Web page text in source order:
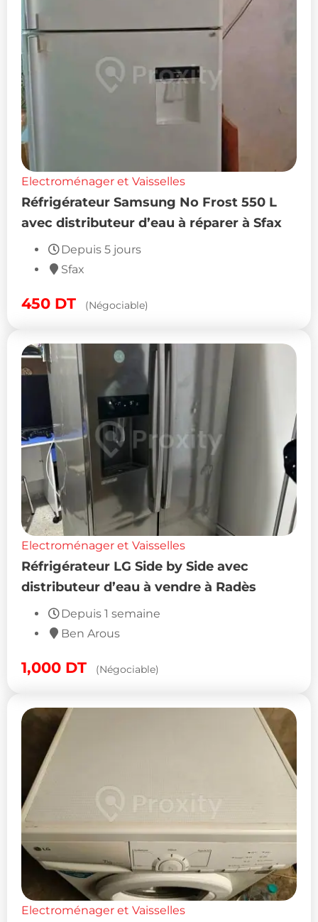
Electroménager et Vaisselles
Réfrigérateur Samsung No Frost 550 L
avec distributeur d’eau à réparer à Sfax
Depuis 5 jours
Sfax
450 DT (Négociable)
Electroménager et Vaisselles
Réfrigérateur LG Side by Side avec
distributeur d’eau à vendre à Radès
Depuis 1 semaine
Ben Arous
1,000 DT (Négociable)
Electroménager et Vaisselles